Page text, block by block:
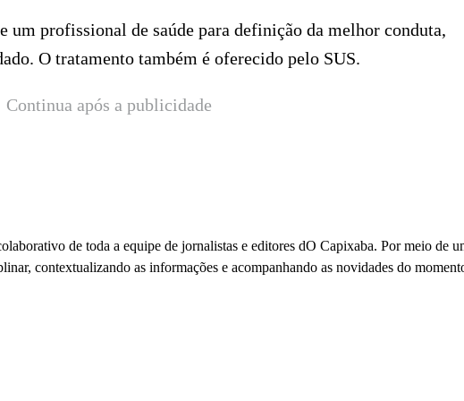
um profissional de saúde para definição da melhor conduta,
O tratamento também é oferecido pelo SUS.
Continua após a publicidade
de toda a equipe de jornalistas e editores dO Capixaba. Por meio de
contextualizando as informações e acompanhando as novidades do